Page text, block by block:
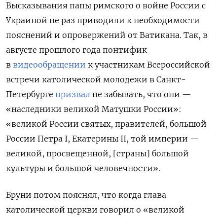
Высказывания папы римского о войне России с
Украиной не раз приводили к необходимости
пояснений и опровержений от Ватикана. Так, в
августе прошлого года понтифик
в видеообращении к участникам Всероссийской
встречи католической молодежи в Санкт-
Петербурге призвал не забывать, что они —
«наследники великой Матушки России»:
«великой России святых, правителей, большой
России Петра I, Екатерины II, той империи —
великой, просвещенной, [страны] большой
культуры и большой человечности».
Бруни потом пояснял, что когда глава
католической церкви говорил о «великой